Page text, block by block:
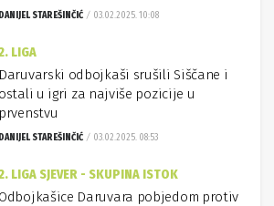
DANIJEL STAREŠINČIĆ 03.02.2025. 10:08
LIGA
Daruvarski odbojkaši srušili Siščane i
ostali u igri za najviše pozicije u
prvenstvu
DANIJEL STAREŠINČIĆ 03.02.2025. 08:53
LIGA SJEVER - SKUPINA ISTOK
Odbojkašice Daruvara pobjedom protiv